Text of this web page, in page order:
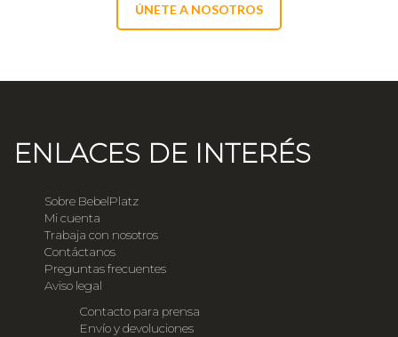
ÚNETE A NOSOTROS
ENLACES DE INTERÉS
Sobre BebelPlatz
Mi cuenta
Trabaja con nosotros
Contáctanos
Preguntas frecuentes
Aviso legal
Contacto para prensa
Envío y devoluciones